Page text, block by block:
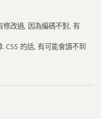
修改過, 因為編碼不對, 有
CSS 的話, 有可能會讀不到